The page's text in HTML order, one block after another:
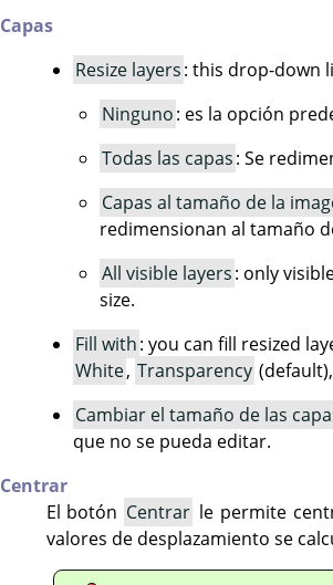
Capas
Resize layers: this drop-down
Ninguno: es la opción
Todas las capas: Se
Capas al tamaño de la
redimensionan al tamaño
All visible layers: only
size.
Fill with: you can fill resized
White, Transparency (default),
Cambiar el tamaño de las
que no se pueda editar.
Centrar
El botón Centrar le permite
valores de desplazamiento se